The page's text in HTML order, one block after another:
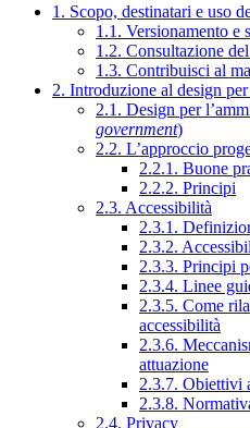
1. Scopo, destinatari e uso
1.1. Versionamento e
1.2. Consultazione
1.3. Contribuisci al
2. Introduzione al design
2.1. Design per
government)
2.2. L’approccio
2.2.1. Buone
2.2.2. Principi
2.3. Accessibilità
2.3.1.
2.3.2.
2.3.3. Principi
2.3.4. Linee
2.3.5. Come
accessibilità
2.3.6.
attuazione
2.3.7. Obiettivi
2.3.8.
2.4. Privacy